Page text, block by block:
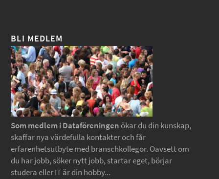
BLI MEDLEM
Som medlem i Dataföreningen ökar du din kunskap,
skaffar nya värdefulla kontakter och får
erfarenhetsutbyte med branschkollegor. Oavsett om
du har jobb, söker nytt jobb, startar eget, börjar
studera eller IT är din hobby...